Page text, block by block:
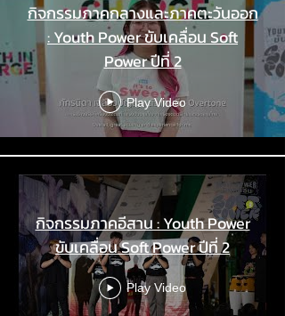
กิจกรรมภาคกลางและภาคตะวันออก
: Youth Power ขับเคลื่อน Soft
Power ปีที่ 2
Play Video
กิจกรรมภาคอีสาน : Youth Power
ขับเคลื่อน Soft Power ปีที่ 2
Play Video